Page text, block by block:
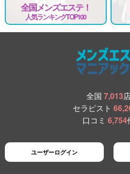
全国メンズエステ！
人気ランキングTOP100
全国 7,013
セラピスト
口コミ 6,754
ユーザーログイン